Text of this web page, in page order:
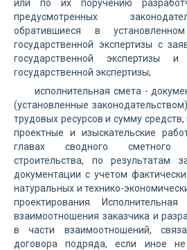
или по их поручению
предусмотренных
обратившиеся в
государственной экспертизы с
государственной экспертизы
государственной экспертизы;
исполнительная смета -
(установленные
трудовых ресурсов и сумму
проектные и изыскательские
главах сводного сметного
строительства, по результатам
документации с учетом
натуральных и технико-
проектирования.
взаимоотношения заказчика и
в части взаимоотношений,
договора подряда, если иное